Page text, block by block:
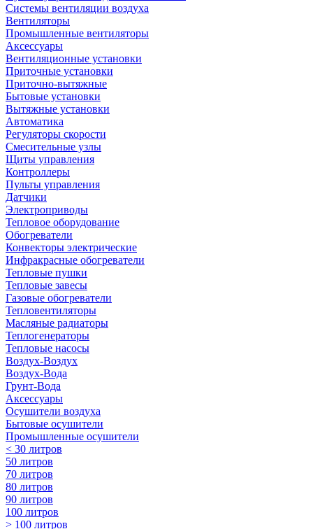
Системы вентиляции воздуха
Вентиляторы
Промышленные вентиляторы
Аксессуары
Вентиляционные установки
Приточные установки
Приточно-вытяжные
Бытовые установки
Вытяжные установки
Автоматика
Регуляторы скорости
Смесительные узлы
Щиты управления
Контроллеры
Пульты управления
Датчики
Электроприводы
Тепловое оборудование
Обогреватели
Конвекторы электрические
Инфракрасные обогреватели
Тепловые пушки
Тепловые завесы
Газовые обогреватели
Тепловентиляторы
Масляные радиаторы
Теплогенераторы
Тепловые насосы
Воздух-Воздух
Воздух-Вода
Грунт-Вода
Аксессуары
Осушители воздуха
Бытовые осушители
Промышленные осушители
< 30 литров
50 литров
70 литров
80 литров
90 литров
100 литров
> 100 литров